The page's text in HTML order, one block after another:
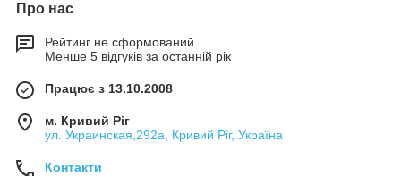
Про нас
Рейтинг не сформований
Менше 5 відгуків за останній рік
Працює з 13.10.2008
м. Кривий Ріг
ул. Украинская,292а, Кривий Ріг, Україна
Контакти